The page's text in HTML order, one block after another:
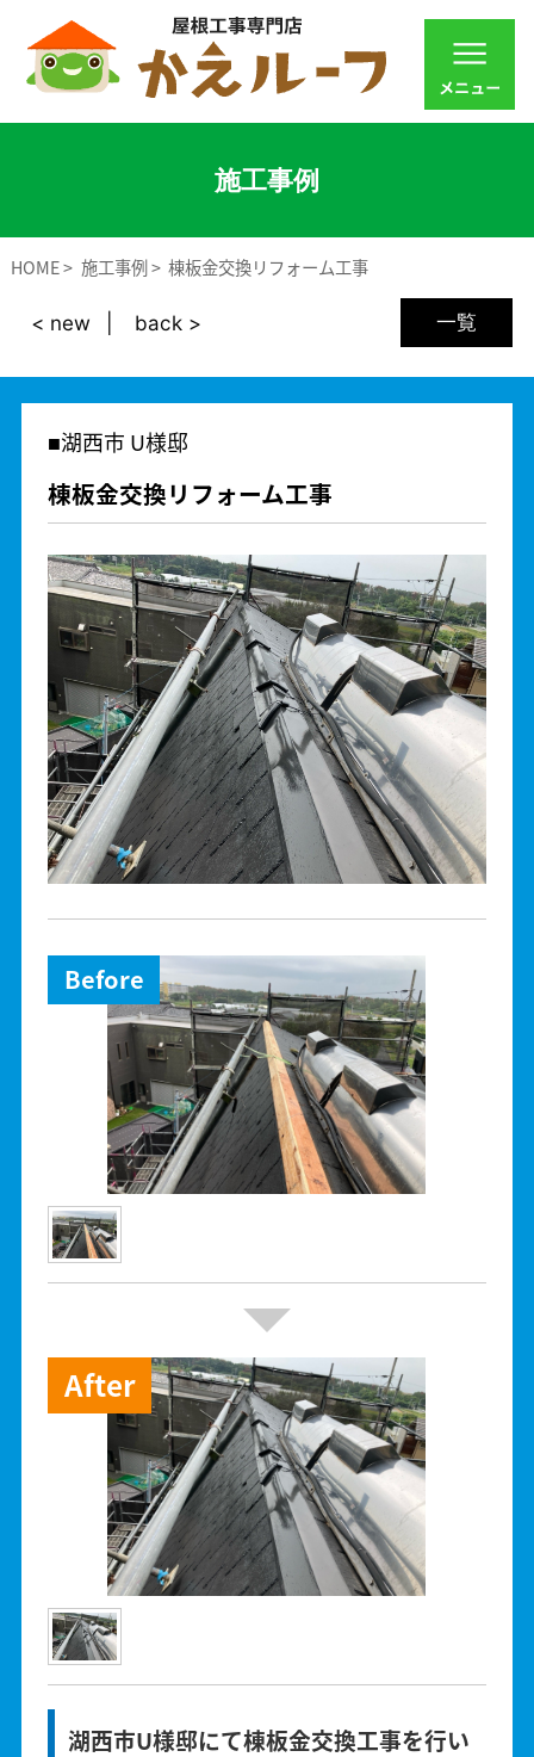
施工事例
HOME 施工事例 棟板金交換リフォーム工事
一覧
< new back >
湖西市 U様邸
棟板金交換リフォーム工事
湖西市U様邸にて棟板金交換工事を行い